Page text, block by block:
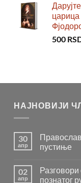
царица
500
НАЈНОВИЈИ
30
апр
пустиње
на
Православном
02
апр
познатог